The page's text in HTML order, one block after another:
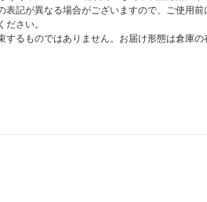
記が異なる場合がございますので、ご使用
さい。
るものではありません。お届け形態は倉庫